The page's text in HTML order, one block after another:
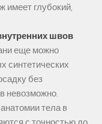
имеет глубокий,
швов
еще можно
синтетических
без
невозможно.
тела в